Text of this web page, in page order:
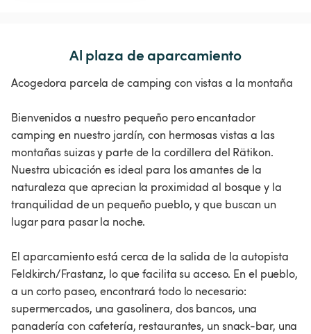
Al plaza de aparcamiento
Acogedora parcela de camping con vistas a la montaña
Bienvenidos a nuestro pequeño pero encantador
camping en nuestro jardín, con hermosas vistas a las
montañas suizas y parte de la cordillera del Rätikon.
Nuestra ubicación es ideal para los amantes de la
naturaleza que aprecian la proximidad al bosque y la
tranquilidad de un pequeño pueblo, y que buscan un
lugar para pasar la noche.
El aparcamiento está cerca de la salida de la autopista
Feldkirch/Frastanz, lo que facilita su acceso. En el pueblo,
a un corto paseo, encontrará todo lo necesario:
supermercados, una gasolinera, dos bancos, una
panadería con cafetería, restaurantes, un snack-bar, una